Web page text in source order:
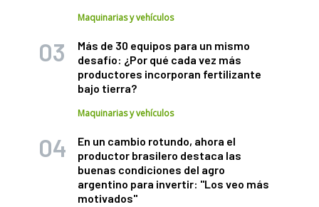
Maquinarias y vehículos
Más de 30 equipos para un mismo
desafío: ¿Por qué cada vez más
productores incorporan fertilizante
bajo tierra?
Maquinarias y vehículos
En un cambio rotundo, ahora el
productor brasilero destaca las
buenas condiciones del agro
argentino para invertir: "Los veo más
motivados"